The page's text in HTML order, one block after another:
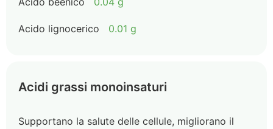
Acido lignocerico 0.01 g
Acidi grassi monoinsaturi
Supportano la salute delle cellule, migliorano il